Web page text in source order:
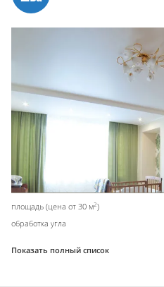
площадь (цена от 30 м2)
обработка угла
Показать полный список